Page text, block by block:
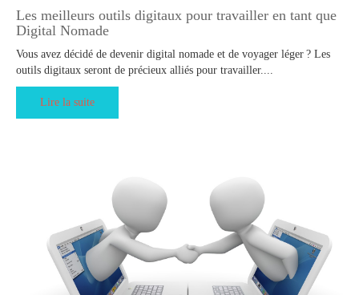
Les meilleurs outils digitaux pour travailler en tant que
Digital Nomade
Vous avez décidé de devenir digital nomade et de voyager léger ? Les
outils digitaux seront de précieux alliés pour travailler....
Lire la suite